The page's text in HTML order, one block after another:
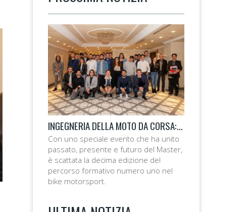
INGEGNERIA DELLA MOTO DA CORSA: VIA ALLA DECIMA EDIZIONE!
Con uno speciale evento che ha unito
passato, presente e futuro del Master,
è scattata la decima edizione del
percorso formativo numero uno nel
bike motorsport.